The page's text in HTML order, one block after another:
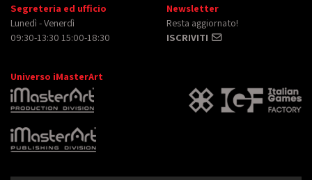
Segreteria ed ufficio
Lunedì - Venerdì
09:30-13:30 15:00-18:30
Newsletter
Resta aggiornato!
ISCRIVITI
Universo iMasterArt